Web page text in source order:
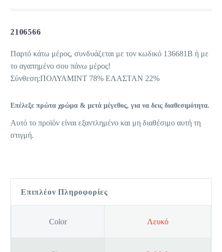
2106566
Παρτό κάτω μέρος, συνδυάζεται με τον κωδικό 136681B ή με
το αγαπημένο σου πάνω μέρος!
Σύνθεση:ΠΟΛΥΑΜΙΝΤ 78% ΕΛΑΣΤΑΝ 22%
Επέλεξε πρώτα χρώμα & μετά μέγεθος, για να δεις διαθεσιμότητα.
Αυτό το προϊόν είναι εξαντλημένο και μη διαθέσιμο αυτή τη
στιγμή.
Επιπλέον Πληροφορίες
Color Λευκό